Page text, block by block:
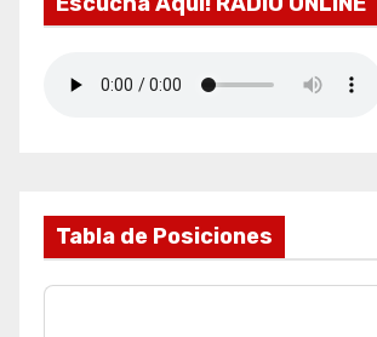
Tabla de Posiciones